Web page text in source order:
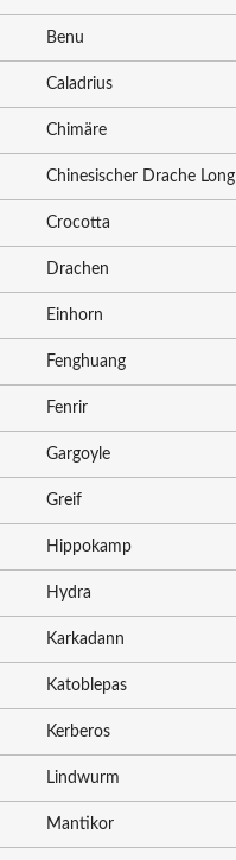
Benu
Caladrius
Chimäre
Chinesischer Drache Long
Crocotta
Drachen
Einhorn
Fenghuang
Fenrir
Gargoyle
Greif
Hippokamp
Hydra
Karkadann
Katoblepas
Kerberos
Lindwurm
Mantikor